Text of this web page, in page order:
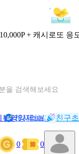
+ 캐시로또 응
을 검색해보세요
를 찾아보세요
뷰영양제NEW기록
캐시리뷰 친구
0 0